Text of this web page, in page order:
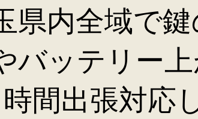
県内全域で
バッテリー上
間出張対応